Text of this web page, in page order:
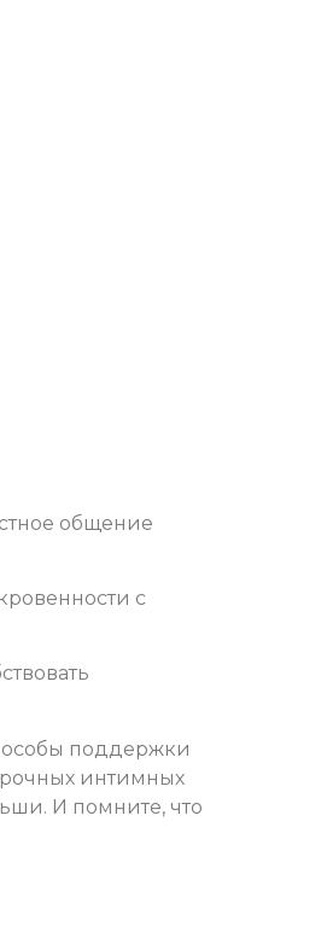
общение
с
поддержки
интимных
И помните, что